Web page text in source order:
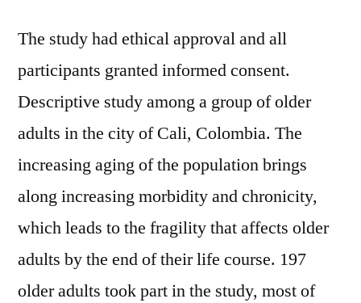
The study had ethical approval and all
participants granted informed consent.
Descriptive study among a group of older
adults in the city of Cali, Colombia. The
increasing aging of the population brings
along increasing morbidity and chronicity,
which leads to the fragility that affects older
adults by the end of their life course. 197
older adults took part in the study, most of